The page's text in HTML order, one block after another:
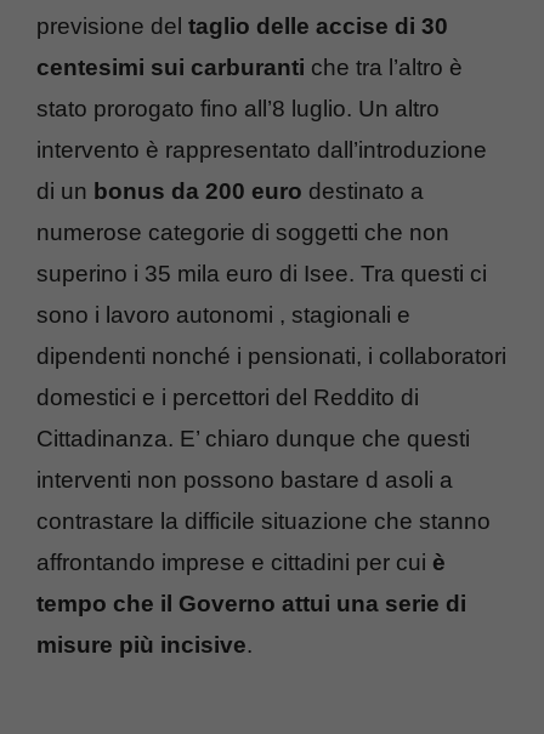
previsione del taglio delle accise di 30
centesimi sui carburanti che tra l’altro è
stato prorogato fino all’8 luglio. Un altro
intervento è rappresentato dall’introduzione
di un bonus da 200 euro destinato a
numerose categorie di soggetti che non
superino i 35 mila euro di Isee. Tra questi ci
sono i lavoro autonomi , stagionali e
dipendenti nonché i pensionati, i collaboratori
domestici e i percettori del Reddito di
Cittadinanza. E’ chiaro dunque che questi
interventi non possono bastare d asoli a
contrastare la difficile situazione che stanno
affrontando imprese e cittadini per cui è
tempo che il Governo attui una serie di
misure più incisive.